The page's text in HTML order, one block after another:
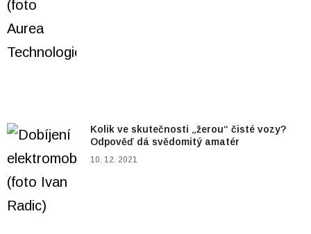
Kolik ve skutečnosti „žerou“ čisté vozy?
Odpověď dá svědomitý amatér
10. 12. 2021